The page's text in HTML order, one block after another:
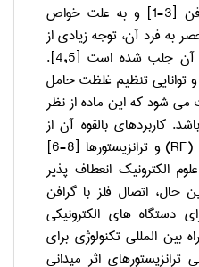
[1-3] و به علت خواص
به فرد آن، توجه زیادی از
آن جلب شده است [4,5]
.
توانایی تنظیم غلظت حامل
می شود که این ماده از نظر
کاربردهای بالقوه آن از
(
RF) و ترانزیستورها [6-8]
الکترونیک انعطاف پذیر
حال، اتصال فلز با گرافن
دستگاه های الکترونیکی
بین المللی تکنولوژی برای
اثر میدانی